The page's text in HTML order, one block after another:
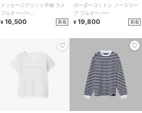
ベー
メッセージプリント半袖 ラメ
プルオーバー
”MERVEILLEUX!”
¥ 16,500 新着
ベー
ボーダーコットン ノースリー
ブ プルオーバー
¥ 19,800 新着